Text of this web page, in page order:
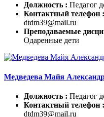
Должность : Педагог
Контактный телефон :
dtdm39@mail.ru
Преподаваемые
Одаренные дети
Медведева Майя
Должность : Педагог
Контактный телефон :
dtdm39@mail.ru